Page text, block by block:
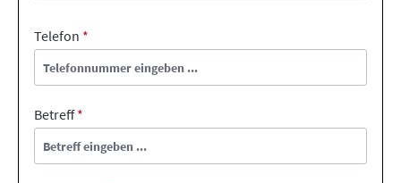
Telefon *
Betreff*